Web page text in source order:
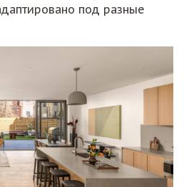
под разные